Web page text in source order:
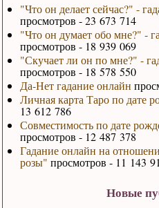
"Что он делает сейчас?" -
просмотров - 23 673 714
"Что он думает обо мне?" -
просмотров - 18 939 069
"Скучает ли он по мне?" -
просмотров - 18 578 550
Да-Нет гадание онлайн
Личная карта Таро по дате
13 612 786
Совместимость по дате
просмотров - 12 487 378
Гадание онлайн на
розы" просмотров - 11 143
Новые